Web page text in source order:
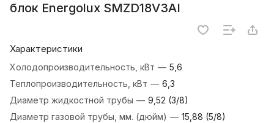
блок Energolux SMZD18V3AI
Характеристики
Холодопроизводительность, кВт — 5,6
Теплопроизводительность, кВт — 6,3
Диаметр жидкостной трубы — 9,52 (3/8)
Диаметр газовой трубы, мм. (дюйм) — 15,88 (5/8)